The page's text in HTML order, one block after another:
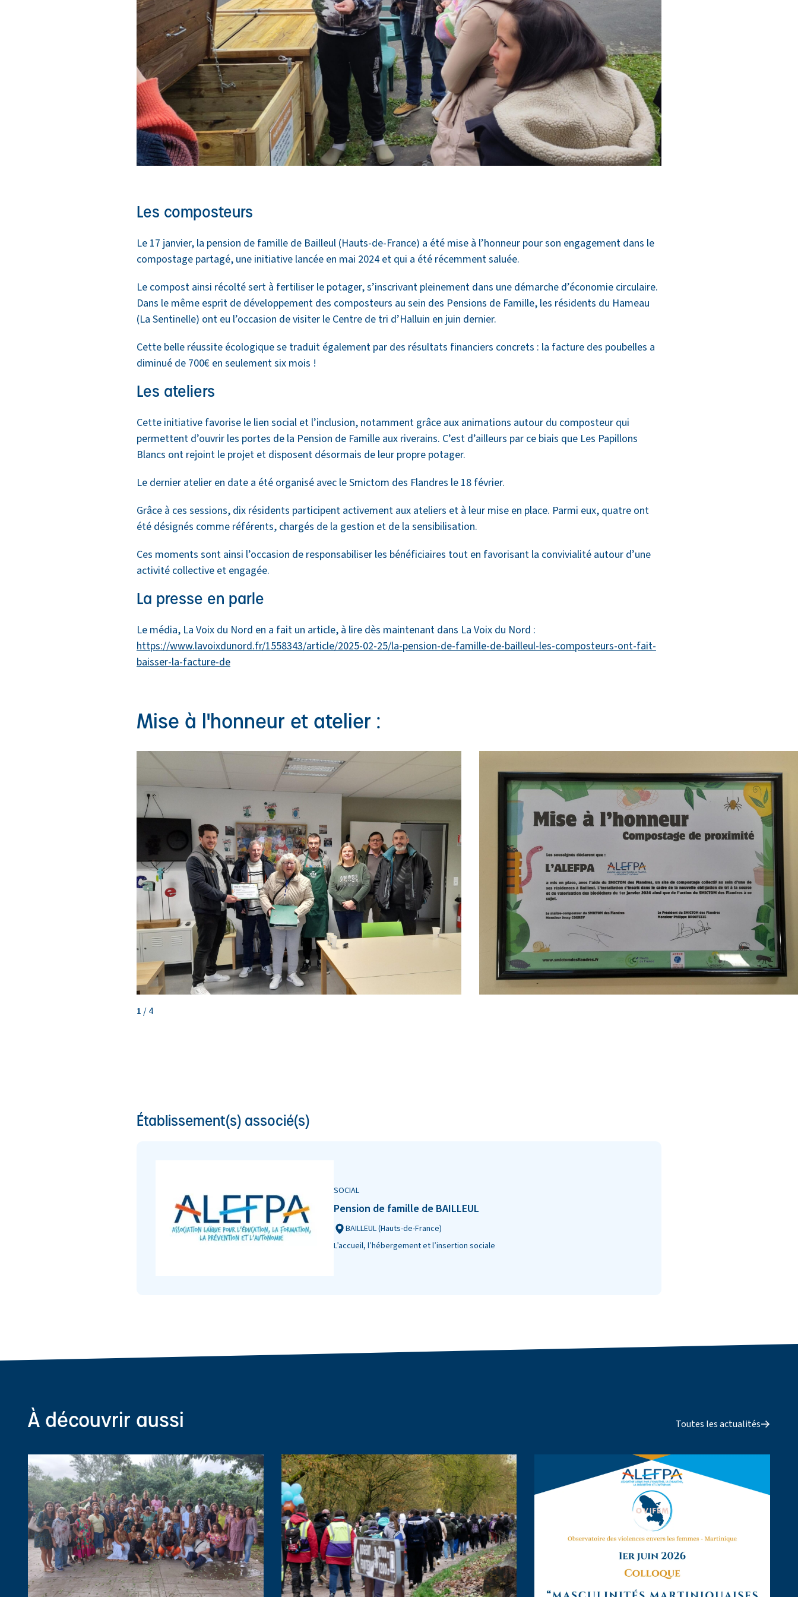
Les composteurs
Le 17 janvier, la pension de famille de Bailleul (Hauts-de-France) a été mise à l’honneur pour son engagement dans le
compostage partagé, une initiative lancée en mai 2024 et qui a été récemment saluée.
Le compost ainsi récolté sert à fertiliser le potager, s’inscrivant pleinement dans une démarche d’économie circulaire.
Dans le même esprit de développement des composteurs au sein des Pensions de Famille, les résidents du Hameau
(La Sentinelle) ont eu l’occasion de visiter le Centre de tri d’Halluin en juin dernier.
Cette belle réussite écologique se traduit également par des résultats financiers concrets : la facture des poubelles a
diminué de 700€ en seulement six mois !
Les ateliers
Cette initiative favorise le lien social et l’inclusion, notamment grâce aux animations autour du composteur qui
permettent d’ouvrir les portes de la Pension de Famille aux riverains. C’est d’ailleurs par ce biais que Les Papillons
Blancs ont rejoint le projet et disposent désormais de leur propre potager.
Le dernier atelier en date a été organisé avec le Smictom des Flandres le 18 février.
Grâce à ces sessions, dix résidents participent activement aux ateliers et à leur mise en place. Parmi eux, quatre ont
été désignés comme référents, chargés de la gestion et de la sensibilisation.
Ces moments sont ainsi l’occasion de responsabiliser les bénéficiaires tout en favorisant la convivialité autour d’une
activité collective et engagée.
La presse en parle
Le média, La Voix du Nord en a fait un article, à lire dès maintenant dans La Voix du Nord :
https://www.lavoixdunord.fr/1558343/article/2025-02-25/la-pension-de-famille-de-bailleul-les-composteurs-ont-fait-
baisser-la-facture-de
Mise à l'honneur et atelier :
1 /4
Établissement(s) associé(s)
SOCIAL
Pension de famille de BAILLEUL
BAILLEUL (Hauts-de-France)
L’accueil, l’hébergement et l’insertion sociale
À découvrir aussi Toutes les actualités